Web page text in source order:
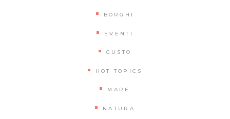
BORGHI
EVENTI
GUSTO
HOT TOPICS
MARE
NATURA